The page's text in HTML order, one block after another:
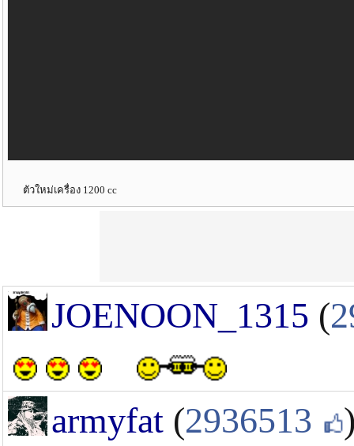
ตัวใหม่เครื่อง 1200 cc
JOENOON_1315 (
armyfat (2936513